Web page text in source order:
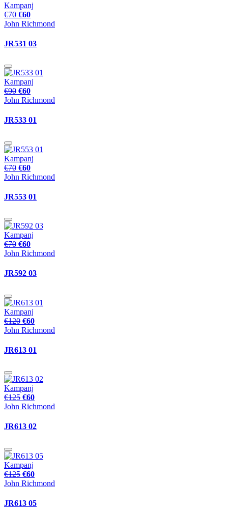
Kampanj
€70 €60
John Richmond
JR531 03
Kampanj
€90 €60
John Richmond
JR533 01
Kampanj
€70 €60
John Richmond
JR553 01
Kampanj
€70 €60
John Richmond
JR592 03
Kampanj
€120 €60
John Richmond
JR613 01
Kampanj
€125 €60
John Richmond
JR613 02
Kampanj
€125 €60
John Richmond
JR613 05